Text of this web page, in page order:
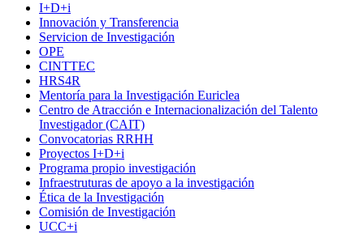
I+D+i
Innovación y Transferencia
Servicion de Investigación
OPE
CINTTEC
HRS4R
Mentoría para la Investigación Euriclea
Centro de Atracción e Internacionalización del Talento
Investigador (CAIT)
Convocatorias RRHH
Proyectos I+D+i
Programa propio investigación
Infraestruturas de apoyo a la investigación
Ética de la Investigación
Comisión de Investigación
UCC+i